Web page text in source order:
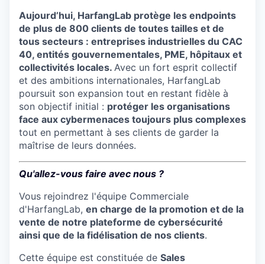
Aujourd’hui, HarfangLab protège les endpoints
de plus de 800 clients de toutes tailles et de
tous secteurs : entreprises industrielles du CAC
40, entités gouvernementales, PME, hôpitaux et
collectivités locales. Avec un fort esprit collectif
et des ambitions internationales, HarfangLab
poursuit son expansion tout en restant fidèle à
son objectif initial : protéger les organisations
face aux cybermenaces toujours plus complexes
tout en permettant à ses clients de garder la
maîtrise de leurs données.
Qu'allez-vous faire avec nous ?
Vous rejoindrez l'équipe Commerciale
d'HarfangLab, en charge de la promotion et de la
vente de notre plateforme de cybersécurité
ainsi que de la fidélisation de nos clients.
Cette équipe est constituée de Sales